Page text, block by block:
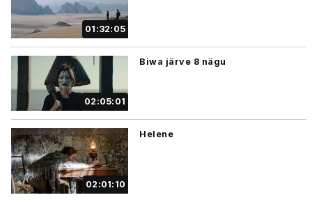
01:32:05
02:05:01
Biwa järve 8 nägu
02:01:10
Helene